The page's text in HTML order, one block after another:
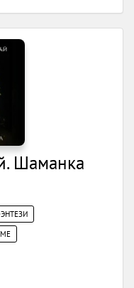
Шаманка